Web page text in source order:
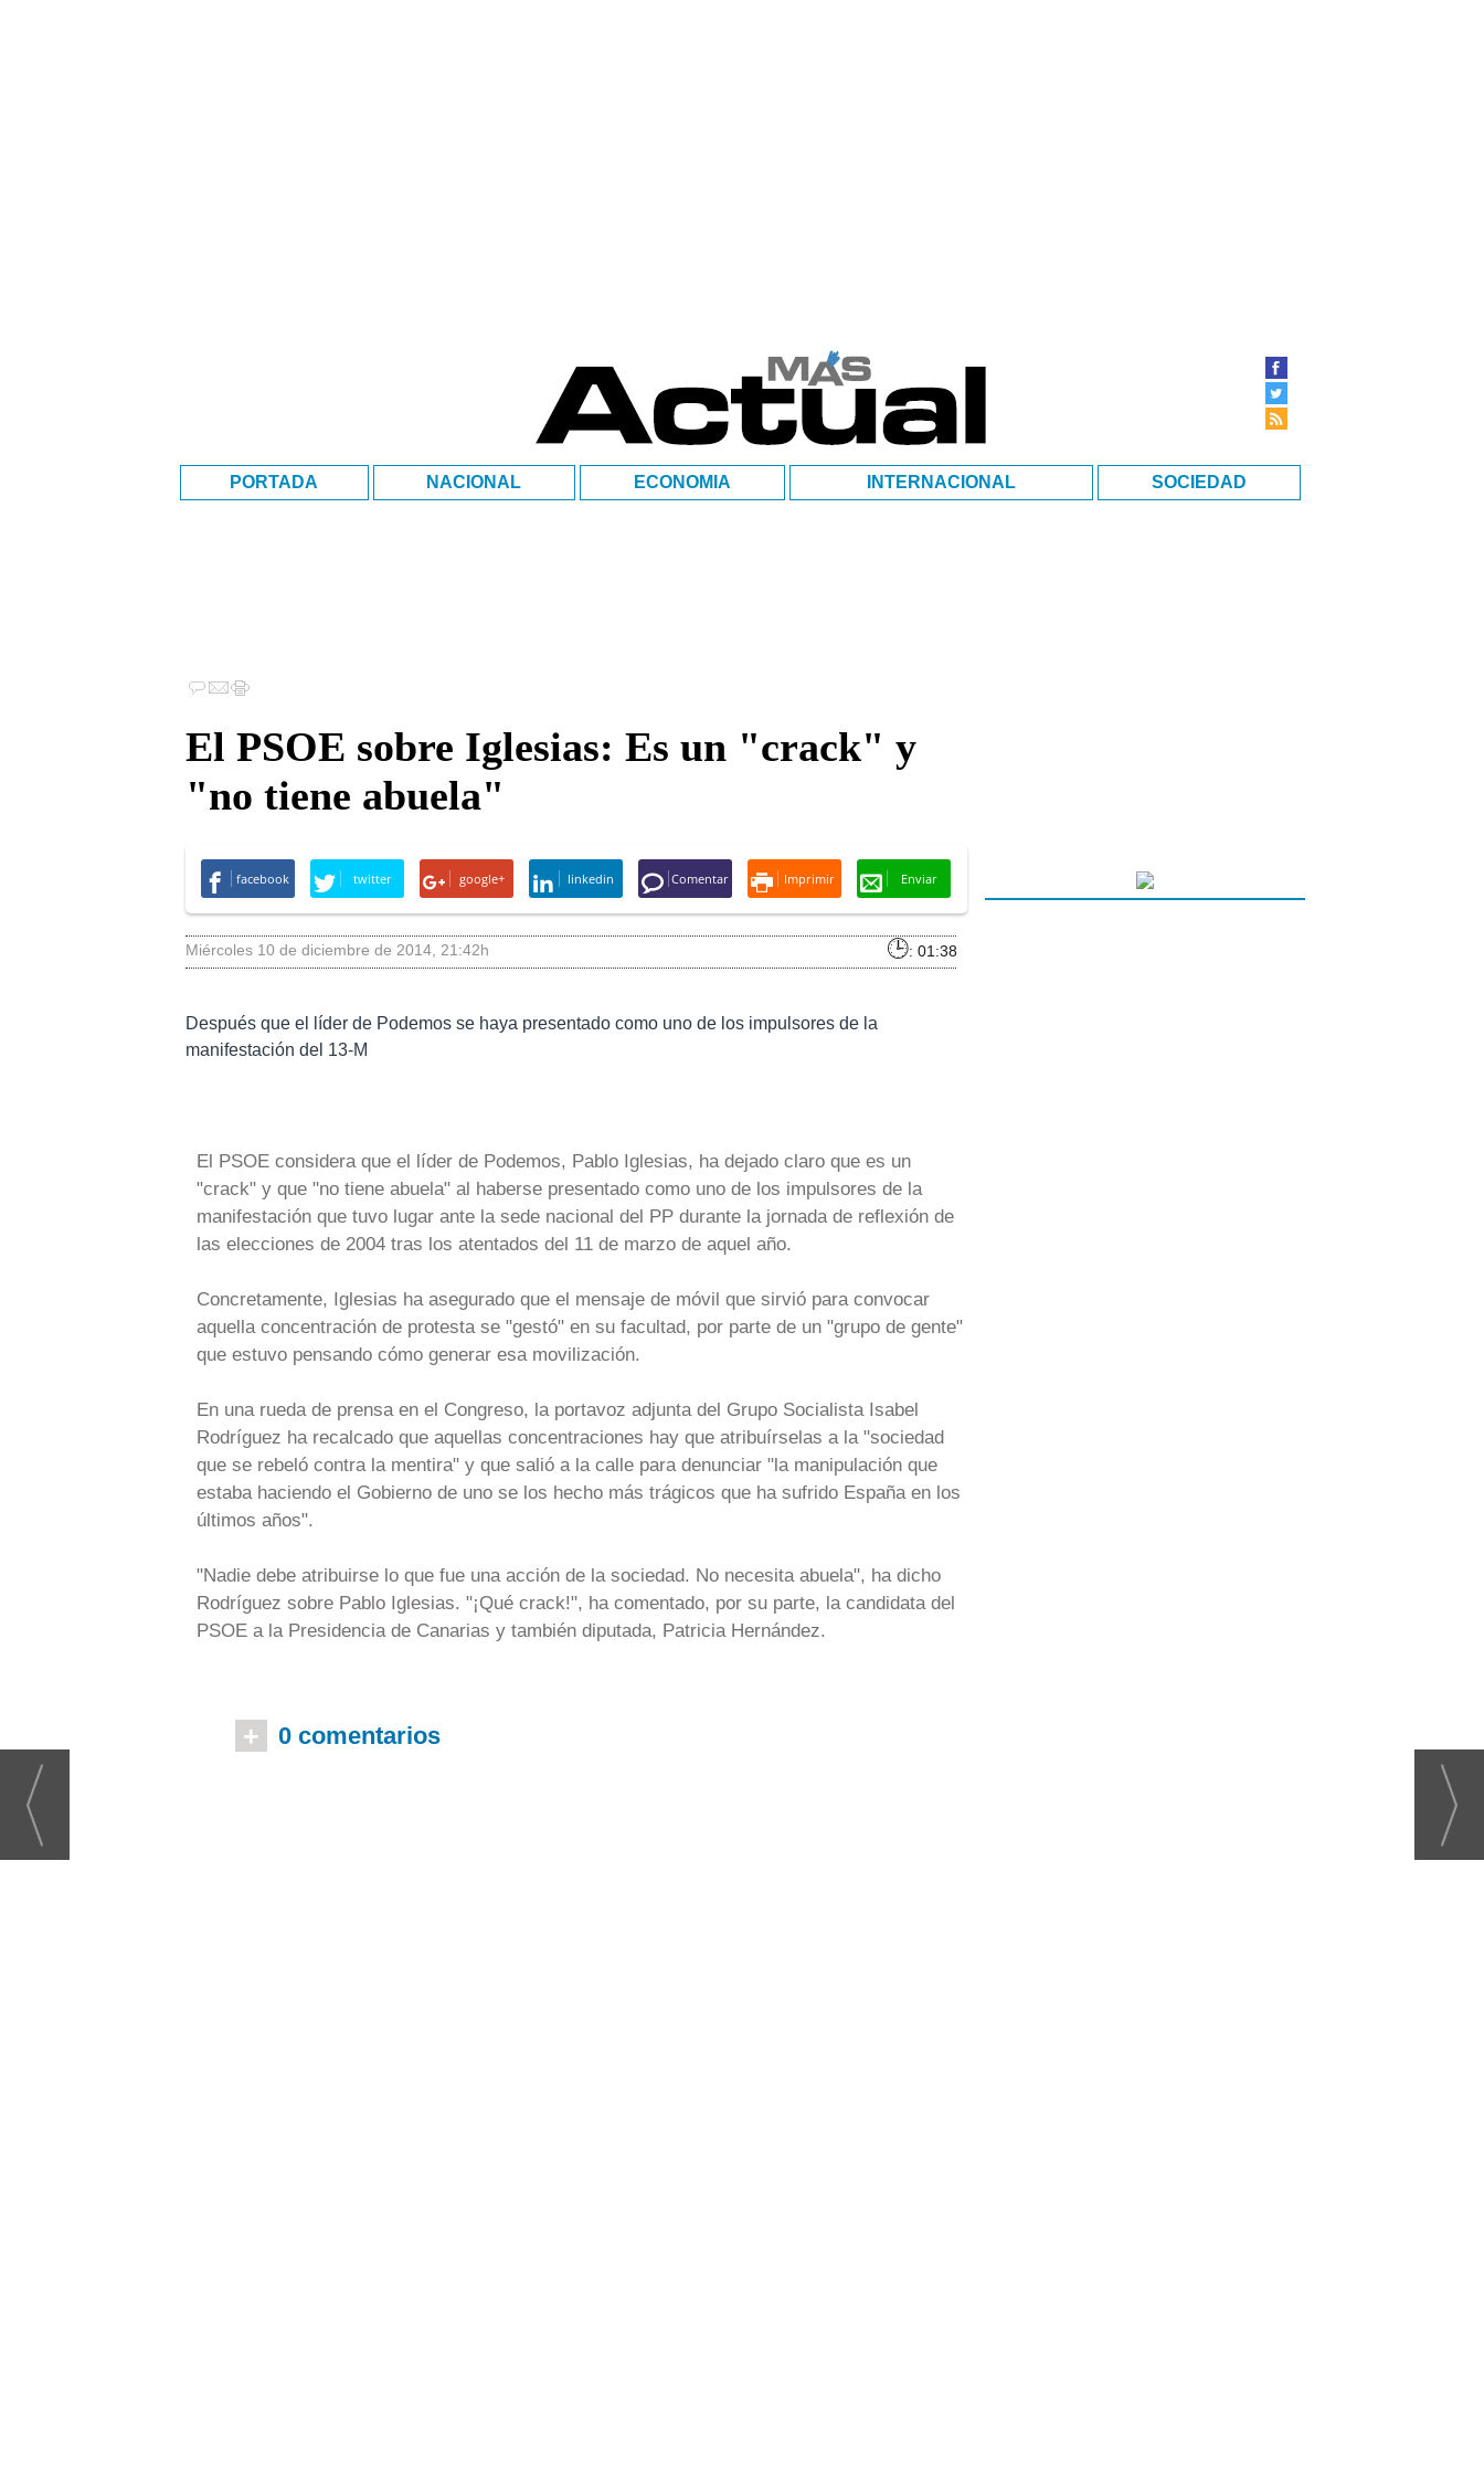
PORTADA NACIONAL ECONOMIA INTERNACIONAL SOCIEDAD
El PSOE sobre Iglesias: Es un "crack" y
"no tiene abuela"
facebook twitter google+ linkedin Comentar Imprimir Enviar
miércoles 10 de diciembre de 2014, 21:42h : 01:38
Después que el líder de Podemos se haya presentado como uno de los impulsores de la
manifestación del 13-M
El PSOE considera que el líder de Podemos, Pablo Iglesias, ha dejado claro que es un
"crack" y que "no tiene abuela" al haberse presentado como uno de los impulsores de la
manifestación que tuvo lugar ante la sede nacional del PP durante la jornada de reflexión de
las elecciones de 2004 tras los atentados del 11 de marzo de aquel año.
Concretamente, Iglesias ha asegurado que el mensaje de móvil que sirvió para convocar
aquella concentración de protesta se "gestó" en su facultad, por parte de un "grupo de gente"
que estuvo pensando cómo generar esa movilización.
En una rueda de prensa en el Congreso, la portavoz adjunta del Grupo Socialista Isabel
Rodríguez ha recalcado que aquellas concentraciones hay que atribuírselas a la "sociedad
que se rebeló contra la mentira" y que salió a la calle para denunciar "la manipulación que
estaba haciendo el Gobierno de uno se los hecho más trágicos que ha sufrido España en los
últimos años".
"Nadie debe atribuirse lo que fue una acción de la sociedad. No necesita abuela", ha dicho
Rodríguez sobre Pablo Iglesias. "¡Qué crack!", ha comentado, por su parte, la candidata del
PSOE a la Presidencia de Canarias y también diputada, Patricia Hernández.
+ 0 comentarios